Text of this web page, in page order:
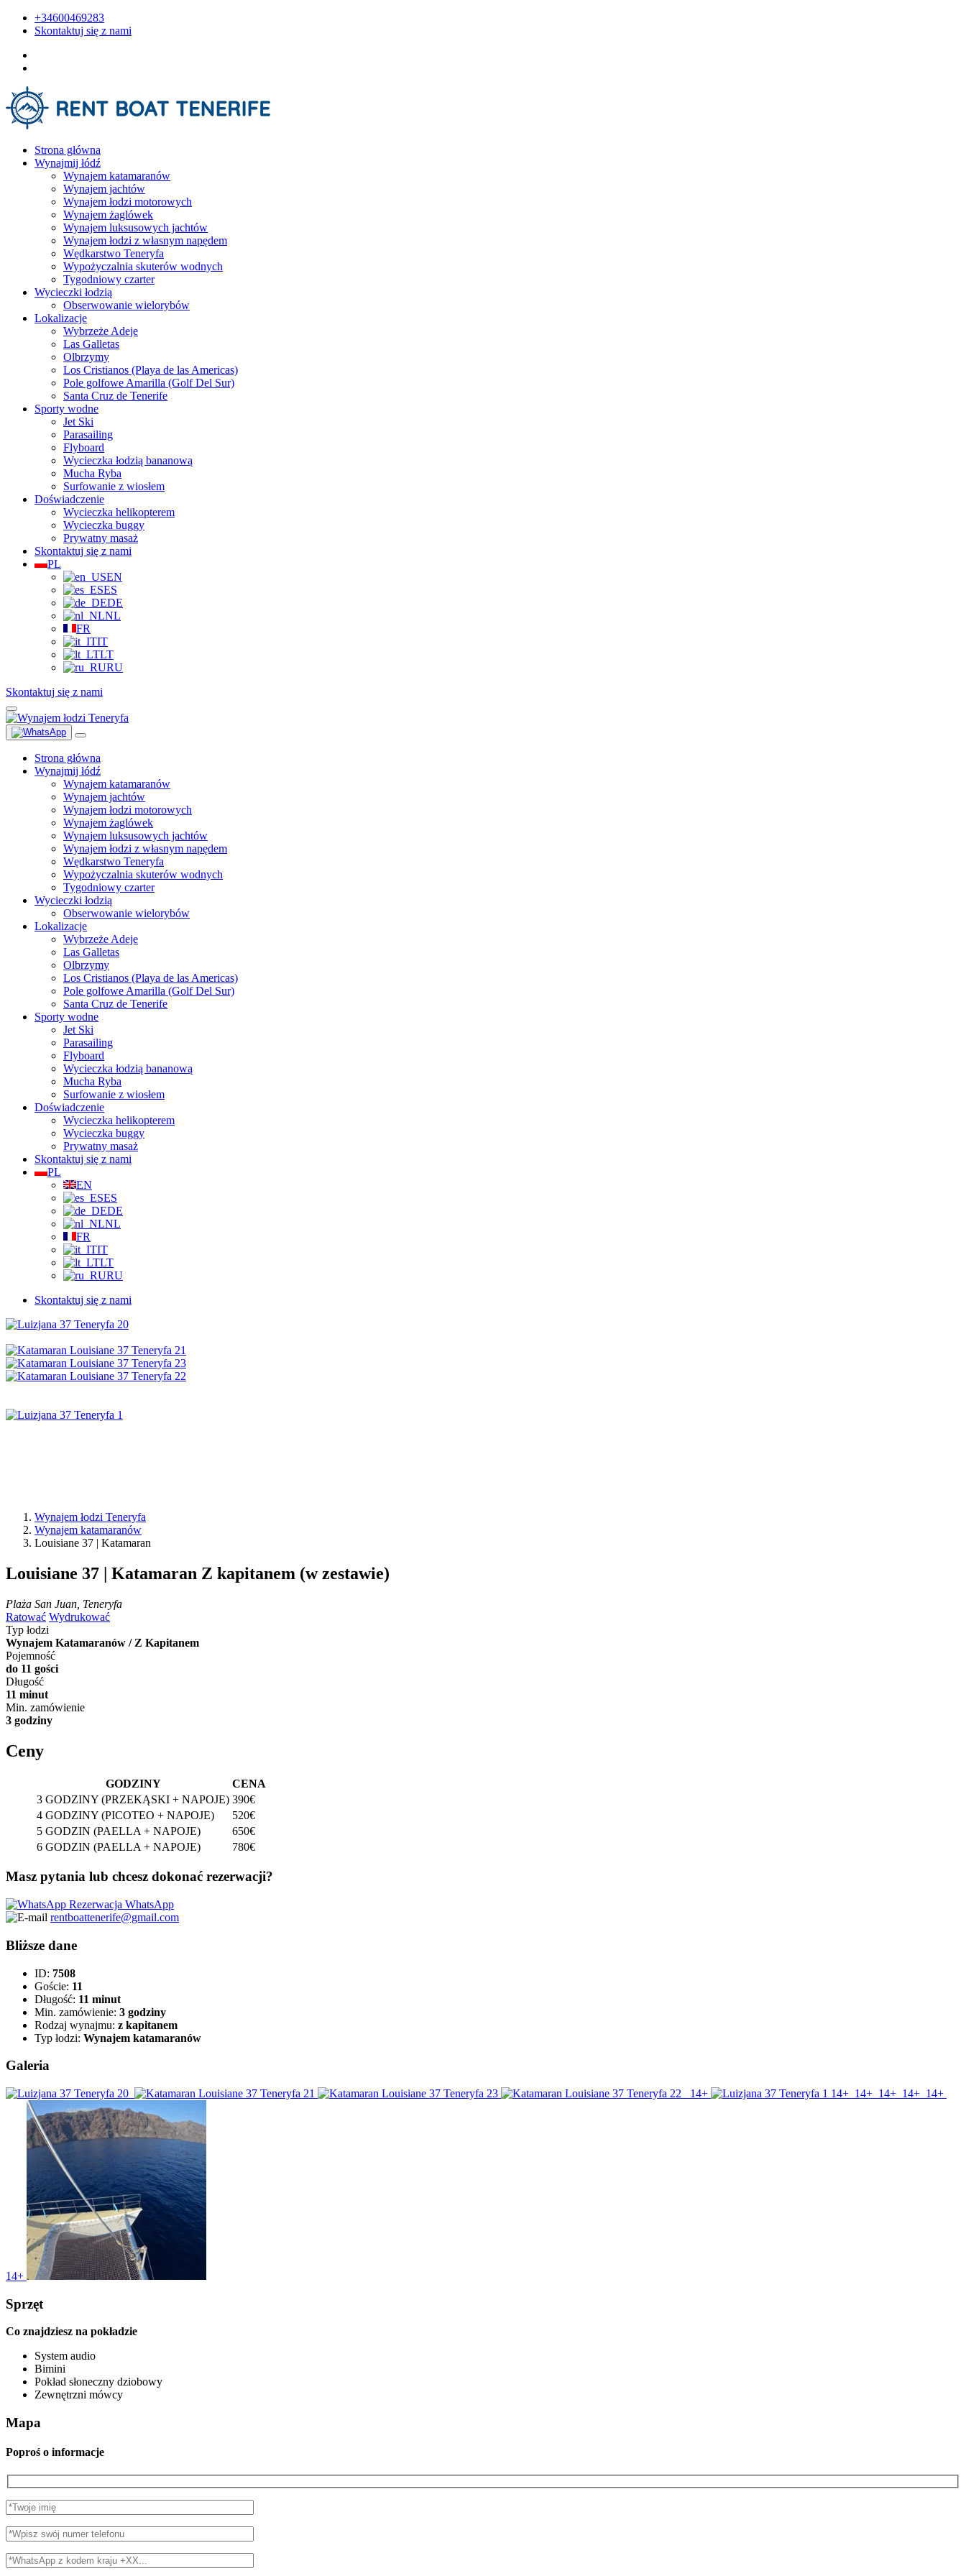
+34600469283
Skontaktuj się z nami
Strona główna
Wynajmij łódź
Wynajem katamaranów
Wynajem jachtów
Wynajem łodzi motorowych
Wynajem żaglówek
Wynajem luksusowych jachtów
Wynajem łodzi z własnym napędem
Wędkarstwo Teneryfa
Wypożyczalnia skuterów wodnych
Tygodniowy czarter
Wycieczki łodzią
Obserwowanie wielorybów
Lokalizacje
Wybrzeże Adeje
Las Galletas
Olbrzymy
Los Cristianos (Playa de las Americas)
Pole golfowe Amarilla (Golf Del Sur)
Santa Cruz de Tenerife
Sporty wodne
Jet Ski
Parasailing
Flyboard
Wycieczka łodzią bananową
Mucha Ryba
Surfowanie z wiosłem
Doświadczenie
Wycieczka helikopterem
Wycieczka buggy
Prywatny masaż
Skontaktuj się z nami
PL
EN
ES
DE
NL
FR
IT
LT
RU
Skontaktuj się z nami
Strona główna
Wynajmij łódź
Wynajem katamaranów
Wynajem jachtów
Wynajem łodzi motorowych
Wynajem żaglówek
Wynajem luksusowych jachtów
Wynajem łodzi z własnym napędem
Wędkarstwo Teneryfa
Wypożyczalnia skuterów wodnych
Tygodniowy czarter
Wycieczki łodzią
Obserwowanie wielorybów
Lokalizacje
Wybrzeże Adeje
Las Galletas
Olbrzymy
Los Cristianos (Playa de las Americas)
Pole golfowe Amarilla (Golf Del Sur)
Santa Cruz de Tenerife
Sporty wodne
Jet Ski
Parasailing
Flyboard
Wycieczka łodzią bananową
Mucha Ryba
Surfowanie z wiosłem
Doświadczenie
Wycieczka helikopterem
Wycieczka buggy
Prywatny masaż
Skontaktuj się z nami
PL
EN
ES
DE
NL
FR
IT
LT
RU
Skontaktuj się z nami
Wynajem łodzi Teneryfa
Wynajem katamaranów
Louisiane 37 | Katamaran
Louisiane 37 | Katamaran Z kapitanem (w zestawie)
Plaża San Juan, Teneryfa
Ratować Wydrukować
Typ łodzi
Wynajem Katamaranów / Z Kapitanem
Pojemność
do 11 gości
Długość
11 minut
Min. zamówienie
3 godziny
Ceny
GODZINY
CENA
3 GODZINY (PRZEKĄSKI + NAPOJE) 390€
4 GODZINY (PICOTEO + NAPOJE)
520€
5 GODZIN (PAELLA + NAPOJE)
650€
6 GODZIN (PAELLA + NAPOJE)
780€
Masz pytania lub chcesz dokonać rezerwacji?
Rezerwacja WhatsApp
rentboattenerife@gmail.com
Bliższe dane
ID: 7508
Goście: 11
Długość: 11 minut
Min. zamówienie: 3 godziny
Rodzaj wynajmu: z kapitanem
Typ łodzi: Wynajem katamaranów
Galeria
14+ 14+ 14+ 14+ 14+ 14+
14+
Sprzęt
Co znajdziesz na pokładzie
System audio
Bimini
Pokład słoneczny dziobowy
Zewnętrzni mówcy
Mapa
Poproś o informacje